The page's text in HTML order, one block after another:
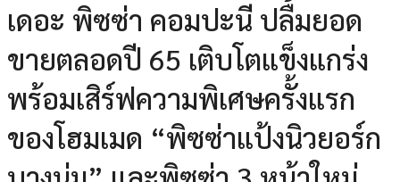
เดอะ พิซซ่า คอมปะนี ปลื้มยอด
ขายตลอดปี 65 เติบโตแข็งแกร่ง
พร้อมเสิร์ฟความพิเศษครั้งแรก
ของโฮมเมด “พิซซ่าแป้งนิวยอร์ก